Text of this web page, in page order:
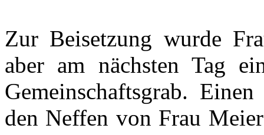
Zur Beisetzung wurde
aber am nächsten Tag
Gemeinschaftsgrab.
den Neffen von Frau